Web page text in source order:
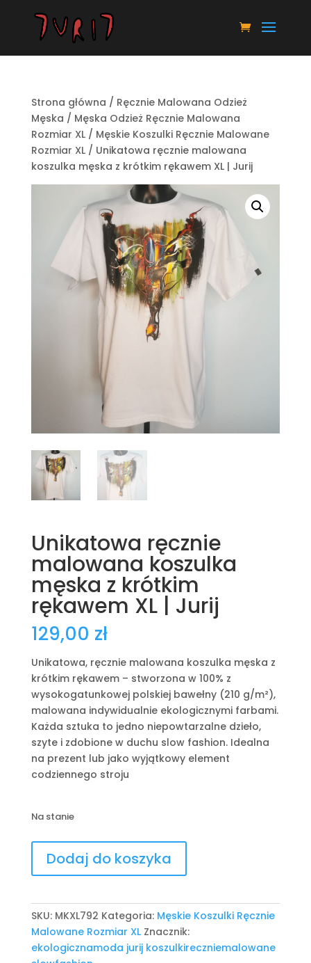
Strona główna / Ręcznie Malowana Odzież
Męska / Męska Odzież Ręcznie Malowana
Rozmiar XL/ Męskie Koszulki Ręcznie Malowane
Rozmiar XL/ Unikatowa ręcznie malowana
koszulka męska z krótkim rękawem XL | Jurij
Unikatowa ręcznie
malowana koszulka
męska z krótkim
rękawem XL | Jurij
129,00 zł
Unikatowa, ręcznie malowana koszulka męska z
krótkim rękawem – stworzona w 100% z
wysokogatunkowej polskiej bawełny (210 g/m²),
malowana indywidualnie ekologicznymi farbami.
Każda sztuka to jedno niepowtarzalne dzieło,
szyte i zdobione w duchu slow fashion. Idealna
na prezent lub jako wyjątkowy element
codziennego stroju
Na stanie
ilość
Unikatowa
ręcznie
koszulka
męska
z
krótkim
Dodaj do koszyka
SKU: MKXL792 Kategoria: Męskie Koszulki Ręcznie
Malowane Rozmiar XL Znacznik:
ekologicznamoda jurij koszulkireczniemalowane